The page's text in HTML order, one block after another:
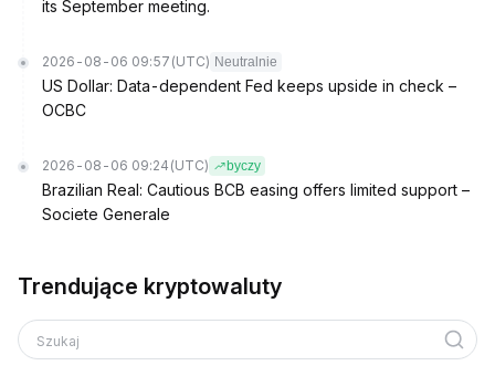
its September meeting.
2026-08-06 09:57 (UTC) Neutralnie
US Dollar: Data-dependent Fed keeps upside in check –
OCBC
2026-08-06 09:24 (UTC) byczy
Brazilian Real: Cautious BCB easing offers limited support –
Societe Generale
Trendujące kryptowaluty
Szukaj